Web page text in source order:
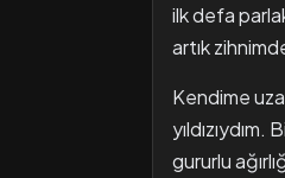
ilk defa
artık
Kendime
gururlu